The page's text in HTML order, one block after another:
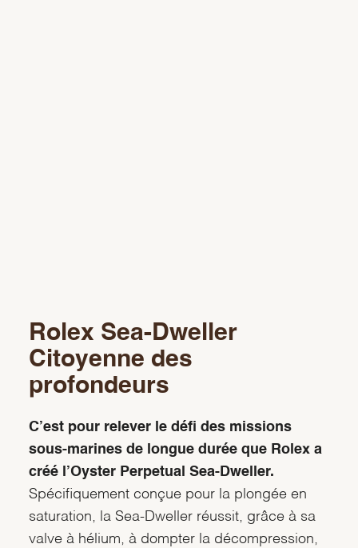
Rolex Sea-Dweller
Citoyenne des
profondeurs
C’est pour relever le défi des missions
sous-marines de longue durée que Rolex a
créé l’Oyster Perpetual Sea-Dweller.
Spécifiquement conçue pour la plongée en
saturation, la Sea-Dweller réussit, grâce à sa
valve à hélium, à dompter la décompression,